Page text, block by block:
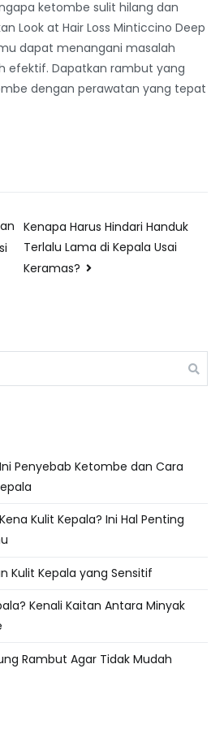
ketombe sulit hilang dan
Look at Hair Loss Minticcino Deep
dapat menangani masalah
efektif. Dapatkan rambut yang
dengan perawatan yang tepat
Kenapa Harus Hindari Handuk
Terlalu Lama di Kepala Usai
Keramas?
Penyebab Ketombe dan Cara
Kulit Kepala? Ini Hal Penting
Kulit Kepala yang Sensitif
Kenali Kaitan Antara Minyak
Rambut Agar Tidak Mudah